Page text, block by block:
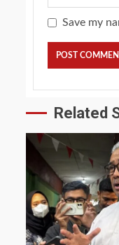
Save my
Related